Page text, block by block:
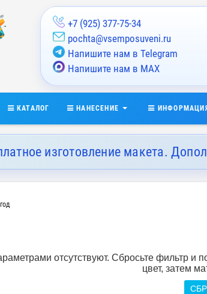
+7 (925) 377-75-34
pochta@vsemposuveni.ru
Напишите нам в Telegram
Напишите нам в MAX
КАТАЛОГ НАНЕСЕНИЕ
изготовление макета.
отсутствуют. Сбросьте фильтр и
цвет, затем